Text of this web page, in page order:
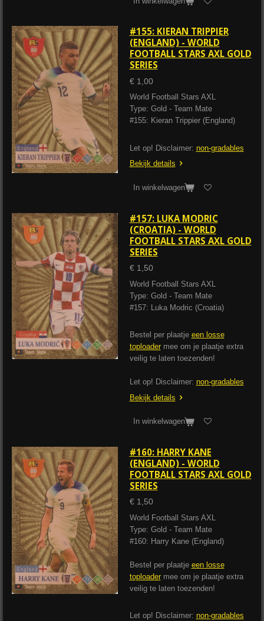
#155: KIERAN TRIPPIER
(ENGLAND) - WORLD
FOOTBALL STARS AXL GOLD
SERIES
€ 1,00
World Football Stars AXL
Type: Gold - Team Mate
#155: Kieran Trippier (England)
Let op! Disclaimer: non-gradables
Bekijk details
In winkelwagen
#157: LUKA MODRIC
(CROATIA) - WORLD
FOOTBALL STARS AXL GOLD
SERIES
€ 1,50
World Football Stars AXL
Type: Gold - Team Mate
#157: Luka Modric (Croatia)
Bestel per plaatje een losse
toploadermee om je plaatje extra
veilig te laten toezenden!
Let op! Disclaimer: non-gradables
Bekijk details
In winkelwagen
#160: HARRY KANE
(ENGLAND) - WORLD
FOOTBALL STARS AXL GOLD
SERIES
€ 1,50
World Football Stars AXL
Type: Gold - Team Mate
#160: Harry Kane (England)
Bestel per plaatje een losse
toploadermee om je plaatje extra
veilig te laten toezenden!
Let op! Disclaimer: non-gradables